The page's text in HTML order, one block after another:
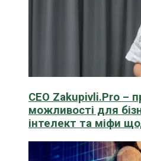
CEO Zakupivli.Pro –
можливості для
інтелект та міфи